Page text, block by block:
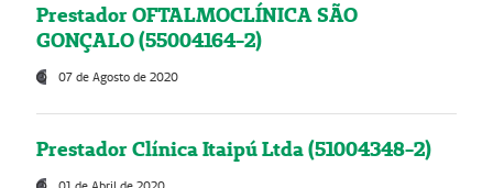
Prestador OFTALMOCLÍNICA SÃO
GONÇALO (55004164-2)
07 de Agosto de 2020
Prestador Clínica Itaipú Ltda (51004348-2)